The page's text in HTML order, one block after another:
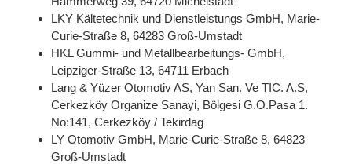
LKY Kältetechnik und Dienstleistungs GmbH, Marie-
Curie-Straße 8, 64283 Groß-Umstadt
HKL Gummi- und Metallbearbeitungs- GmbH,
Leipziger-Straße 13, 64711 Erbach
Lang & Yüzer Otomotiv AS, Yan San. Ve TIC. A.S,
Cerkezköy Organize Sanayi, Bölgesi G.O.Pasa 1.
No:141, Cerkezköy / Tekirdag
LY Otomotiv GmbH, Marie-Curie-Straße 8, 64823
Groß-Umstadt